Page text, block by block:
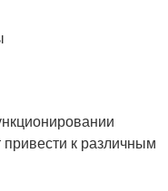
к различным